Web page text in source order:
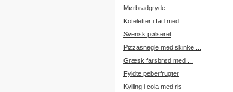
Mørbradgryde
Koteletter i fad med ...
Svensk pølseret
Pizzasnegle med skinke ...
Græsk farsbrød med ...
Fyldte peberfrugter
Kylling i cola med ris